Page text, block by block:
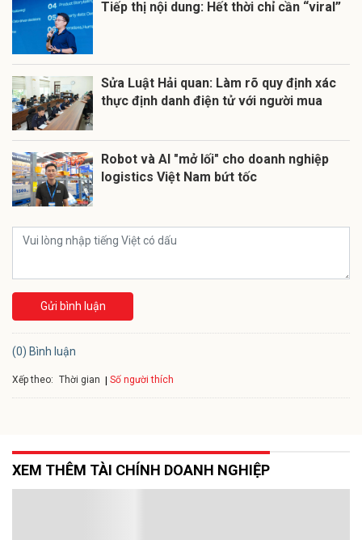
Tiếp thị nội dung: Hết thời chỉ cần “viral”
Sửa Luật Hải quan: Làm rõ quy định xác
thực định danh điện tử với người mua
Robot và AI "mở lối" cho doanh nghiệp
logistics Việt Nam bứt tốc
Gửi bình luận
(0) Bình luận
Xếp theo: Thời gian Số người thích
XEM THÊM TÀI CHÍNH DOANH NGHIỆP